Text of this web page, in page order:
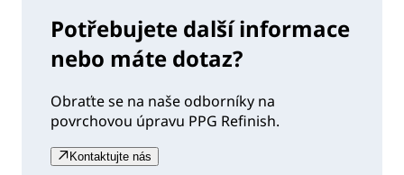
Potřebujete další informace
nebo máte dotaz?
Obraťte se na naše odborníky na
povrchovou úpravu PPG Refinish.
Kontaktujte nás